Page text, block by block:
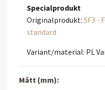
Specialprodukt
Originalprodukt: SF3 -
standard
Variant/material: PL
Mått (mm):